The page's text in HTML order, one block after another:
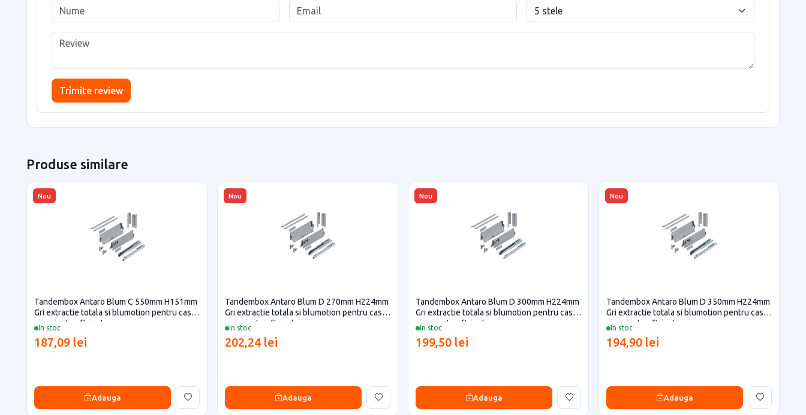
Trimite review
Produse similare
Nou
In stoc
Tandembox Antaro Blum C 550mm H151mm
Gri extractie totala si blumotion pentru casa
si proiecte eficiente
187,09 lei
Adauga
Nou
In stoc
Tandembox Antaro Blum D 270mm H224mm
Gri extractie totala si blumotion pentru casa
si proiecte eficiente
202,24 lei
Adauga
Nou
In stoc
Tandembox Antaro Blum D 300mm H224mm
Gri extractie totala si blumotion pentru casa
si proiecte eficiente
199,50 lei
Adauga
Nou
In stoc
Tandembox Antaro Blum D 350mm H224mm
Gri extractie totala si blumotion pentru casa
si proiecte eficiente
194,90 lei
Adauga